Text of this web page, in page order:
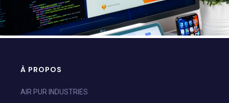
À PROPOS
AIR PUR INDUSTRIES